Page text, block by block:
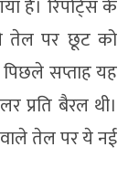
है। रिपोर्ट्स के
तेल पर छूट को
सप्ताह यह
प्रति बैरल थी।
तेल पर ये नई